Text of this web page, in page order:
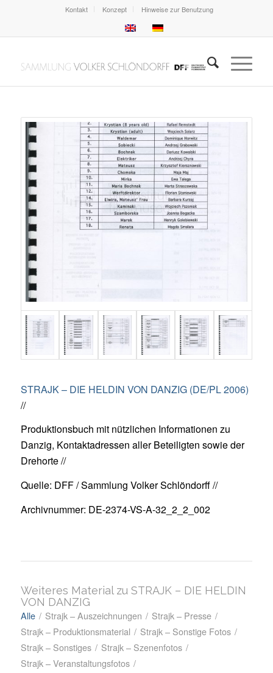
Kontakt Konzept Hinweise zur Benutzung
STRAJK – DIE HELDIN VON DANZIG (DE/PL 2006)
//
Produktionsbuch mit nützlichen Informationen zu
Danzig, Kontaktadressen aller Beteiligten sowie der
Drehorte //
Quelle: DFF / Sammlung Volker Schlöndorff //
Archivnummer: DE-2374-VS-A-32_2_2_002
Weiteres Material zu STRAJK – DIE HELDIN
VON DANZIG
Alle / Strajk – Auszeichnungen / Strajk – Presse /
Strajk – Produktionsmaterial / Strajk – Sonstige Fotos /
Strajk – Sonstiges / Strajk – Szenenfotos /
Strajk – Veranstaltungsfotos /